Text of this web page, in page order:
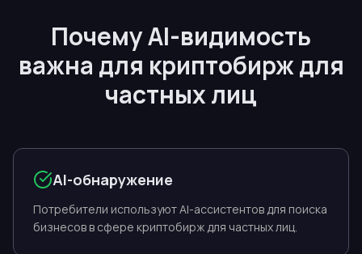
Почему AI-видимость
важна для криптобирж для
частных лиц
AI-обнаружение
Потребители используют AI-ассистентов для поиска
бизнесов в сфере криптобирж для частных лиц.